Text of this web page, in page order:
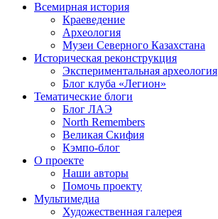
Всемирная история
Краеведение
Археология
Музеи Северного Казахстана
Историческая реконструкция
Экспериментальная археология
Блог клуба «Легион»
Тематические блоги
Блог ЛАЭ
North Remembers
Великая Скифия
Кэмпо-блог
О проекте
Наши авторы
Помочь проекту
Мультимедиа
Художественная галерея